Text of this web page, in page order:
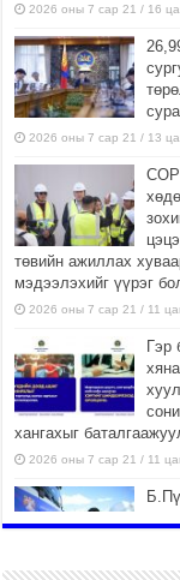
2026 оны 7 сар 21 / 16
2026 оны 7 сар 21 / 13
төвийн ажиллах
мэдээлэхийг үүрэг
2026 оны 7 сар 21 / 11
Гэр
хангахыг
2026 оны 7 сар 21 / 11